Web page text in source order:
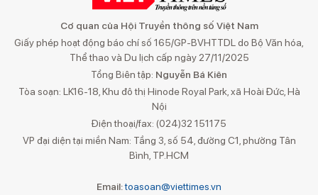
Cơ quan của Hội Truyền thông số Việt Nam
Giấy phép hoạt động báo chí số 165/GP-BVHTTDL do Bộ Văn hóa,
Thể thao và Du lịch cấp ngày 27/11/2025
Tổng Biên tập: Nguyễn Bá Kiên
Tòa soạn: LK16-18, Khu đô thị Hinode Royal Park, xã Hoài Đức, Hà
Nội
Điện thoại/fax: (024)32 151175
VP đại diện tại miền Nam: Tầng 3, số 54, đường C1, phường Tân
Bình, TP.HCM
Email:toasoan@viettimes.vn